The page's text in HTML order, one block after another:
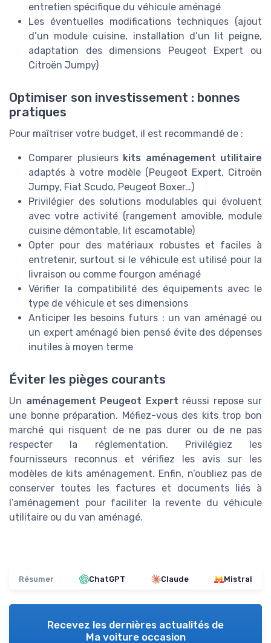
entretien spécifique du véhicule aménagé
Les éventuelles modifications techniques (ajout
d’un module cuisine, installation d’un lit peigne,
adaptation des dimensions Peugeot Expert ou
Citroën Jumpy)
Optimiser son investissement : bonnes
pratiques
Pour maîtriser votre budget, il est recommandé de :
Comparer plusieurs kits aménagement utilitaire
adaptés à votre modèle (Peugeot Expert, Citroën
Jumpy, Fiat Scudo, Peugeot Boxer…)
Privilégier des solutions modulables qui évoluent
avec votre activité (rangement amovible, module
cuisine démontable, lit escamotable)
Opter pour des matériaux robustes et faciles à
entretenir, surtout si le véhicule est utilisé pour la
livraison ou comme fourgon aménagé
Vérifier la compatibilité des équipements avec le
type de véhicule et ses dimensions
Anticiper les besoins futurs : un van aménagé ou
un expert aménagé bien pensé évite des dépenses
inutiles à moyen terme
Éviter les pièges courants
Un aménagement Peugeot Expert réussi repose sur
une bonne préparation. Méfiez-vous des kits trop bon
marché qui risquent de ne pas durer ou de ne pas
respecter la réglementation. Privilégiez les
fournisseurs reconnus et vérifiez les avis sur les
modèles de kits aménagement. Enfin, n’oubliez pas de
conserver toutes les factures et documents liés à
l’aménagement pour faciliter la revente du véhicule
utilitaire ou du van aménagé.
Résumer ChatGPT Claude Mistral
Recevez les dernières actualités de
Ma voiture occasion